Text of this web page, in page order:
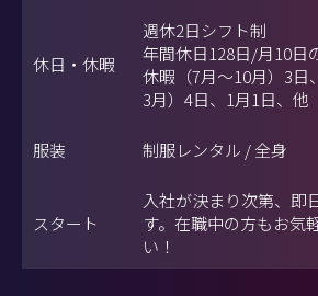
休日・休暇
週休2日シフト制
年間休日128日/月10日
休暇（7月～10月）3日
3月）4日、1月1日、他
服装 制服レンタル / 全身
スタート
入社が決まり次第、即
す。在職中の方もお気
い！